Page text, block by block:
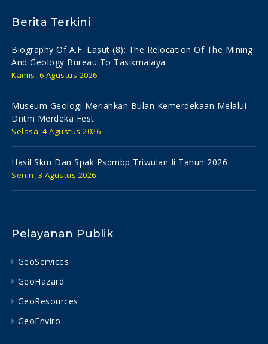
Berita Terkini
Biography Of A.f. Lasut (8): The Relocation Of The Mining
And Geology Bureau To Tasikmalaya
Kamis, 6 Agustus 2026
Museum Geologi Meriahkan Bulan Kemerdekaan Melalui
Dntm Merdeka Fest
Selasa, 4 Agustus 2026
Hasil Skm Dan Spak Psdmbp Triwulan Ii Tahun 2026
Senin, 3 Agustus 2026
Pelayanan Publik
GeoServices
GeoHazard
GeoResources
GeoEnviro